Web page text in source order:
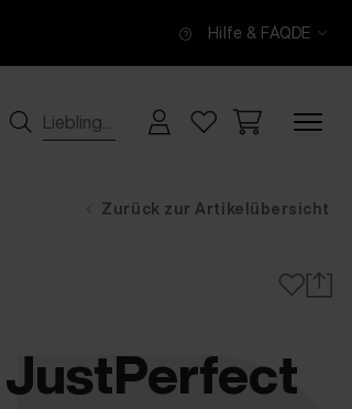
Hilfe & FAQDE
Zurück zur Artikelübersicht
JustPerfect